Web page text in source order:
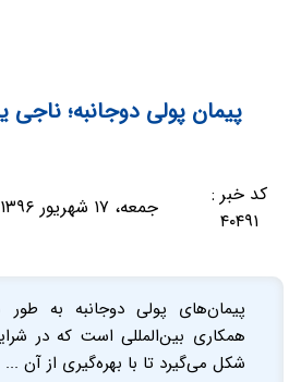
پیمان پولی دوجانبه؛
کد خبر :
۴۰۴۹۱
جمعه، ۱۷ شهریور ۱۳۹۶ - ۱۵:۰۰:۱۷
پیمان‌های پولی دوجانبه به
همکاری بین‌المللی است که در
شکل می‌گیرد تا با بهره‌گیری از آن ...